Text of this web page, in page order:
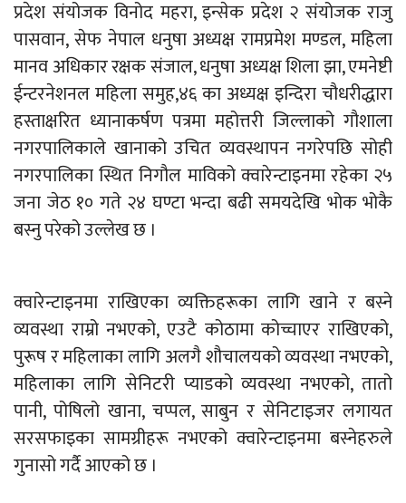
प्रदेश संयोजक विनोद महरा, इन्सेक प्रदेश २ संयोजक राजु
पासवान, सेफ नेपाल धनुषा अध्यक्ष रामप्रमेश मण्डल, महिला
मानव अधिकार रक्षक संजाल, धनुषा अध्यक्ष शिला झा, एमनेष्टी
ईन्टरनेशनल महिला समुह,४६ का अध्यक्ष इन्दिरा चौधरीद्धारा
हस्ताक्षरित ध्यानाकर्षण पत्रमा महोत्तरी जिल्लाको गौशाला
नगरपालिकाले खानाको उचित व्यवस्थापन नगरेपछि सोही
नगरपालिका स्थित निगौल माविको क्वारेन्टाइनमा रहेका २५
जना जेठ १० गते २४ घण्टा भन्दा बढी समयदेखि भोक भोकै
बस्नु परेको उल्लेख छ ।
क्वारेन्टाइनमा राखिएका व्यक्तिहरूका लागि खाने र बस्ने
व्यवस्था राम्रो नभएको, एउटै कोठामा कोच्चाएर राखिएको,
पुरूष र महिलाका लागि अलगै शौचालयको व्यवस्था नभएको,
महिलाका लागि सेनिटरी प्याडको व्यवस्था नभएको, तातो
पानी, पोषिलो खाना, चप्पल, साबुन र सेनिटाइजर लगायत
सरसफाइका सामग्रीहरू नभएको क्वारेन्टाइनमा बस्नेहरुले
गुनासो गर्दै आएको छ ।